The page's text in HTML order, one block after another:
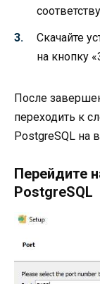
Скачайте
на кнопку
После
переходить к
PostgreSQL на
Перейдите
PostgreSQL